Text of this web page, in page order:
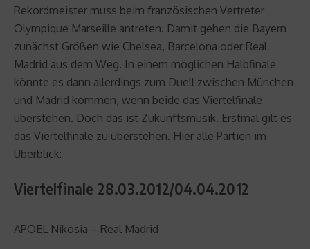
Rekordmeister muss beim französischen Vertreter
Olympique Marseille antreten. Damit gehen die Bayern
zunächst Größen wie Chelsea, Barcelona oder Real
Madrid aus dem Weg. In einem möglichen Halbfinale
könnte es dann allerdings zum Duell zwischen München
und Madrid kommen, wenn beide das Viertelfinale
überstehen. Doch das ist Zukunftsmusik. Erstmal gilt es
das Viertelfinale zu überstehen. Hier alle Partien im
Überblick:
Viertelfinale 28.03.2012/04.04.2012
APOEL Nikosia – Real Madrid